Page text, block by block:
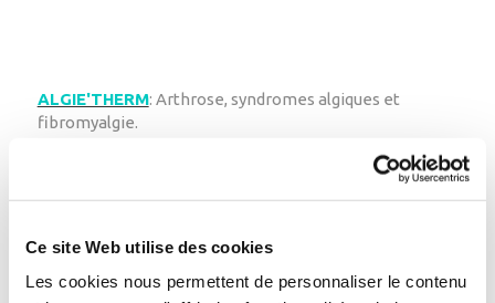
Ce site Web utilise des cookies
Les cookies nous permettent de personnaliser le contenu
ALGIE'THERM: Arthrose, syndromes algiques et
fibromyalgie.
psychologique (entretiens, psycho éducation,
douleur), et réapprentissage progressif de l’effort par
Associé aux bienfaits analgésiques et myorelaxants de